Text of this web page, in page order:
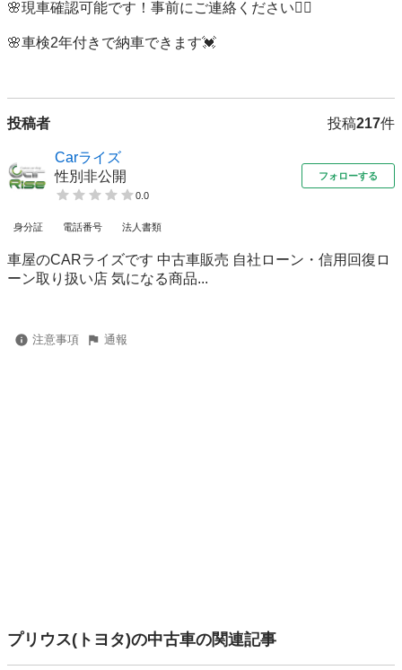
🌸現車確認可能です！事前にご連絡ください🙇‍♂️
🌸車検2年付きで納車できます💓
投稿者 投稿217件
Carライズ
性別非公開
0.0
フォローする
身分証 電話番号 法人書類
車屋のCARライズです 中古車販売 自社ローン・信用回復ロ
ーン取り扱い店 気になる商品...
注意事項 通報
プリウス(トヨタ)の中古車の関連記事